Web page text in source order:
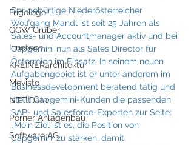
Frigologo
GGW Gruber
Innotech
KREINERarchitektur
Mevisto
NTT Data
Pörner Anlagenbau
Software AG
Der gebürtige Niederösterreicher
Wolfgang Mandl ist seit 25 Jahren als
Sales- und Accountmanager aktiv und bei
Capgemini nun als Sales Director für
Österreich im Einsatz. In seinem neuen
Aufgabengebiet ist er unter anderem im
Businessdevelopment beratend tätig und
stellt Capgemini-Kunden die passenden
SAP- und Salesforce-Experten zur Seite:
„Mein Ziel ist es, die Position von
Capgemini zu stärken, damit